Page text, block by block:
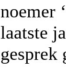
noemer
laatste
gesprek